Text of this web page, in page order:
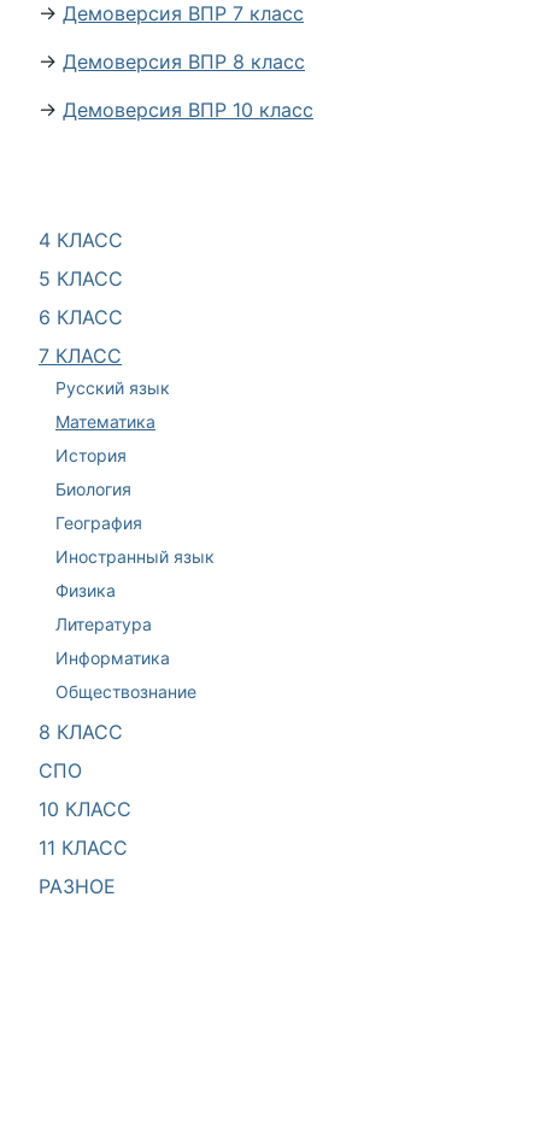
4 КЛАСС
5 КЛАСС
6 КЛАСС
7 КЛАСС
Русский язык
Математика
История
Биология
География
Иностранный язык
Физика
Литература
Информатика
Обществознание
8 КЛАСС
СПО
10 КЛАСС
11 КЛАСС
РАЗНОЕ
→ Демоверсия ВПР 7 класс
→ Демоверсия ВПР 8 класс
→ Демоверсия ВПР 10 класс